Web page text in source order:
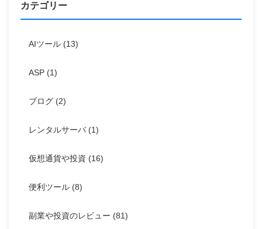
カテゴリー
AIツール (13)
ASP (1)
ブログ (2)
レンタルサーバ (1)
仮想通貨や投資 (16)
便利ツール (8)
副業や投資のレビュー (81)